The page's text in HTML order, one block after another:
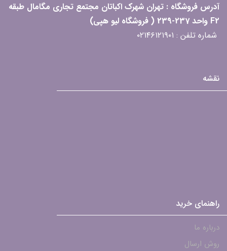
آدرس فروشگاه : تهران شهرک اکباتان مجتمع تجاری مگامال طبقه
F2 واحد 237-239 ( فروشگاه لیو هپی)
شماره تلفن : ۰۲۱۴۶۱۲۱۹۰۱
نقشه
راهنمای خرید
درباره ما
روش ارسال